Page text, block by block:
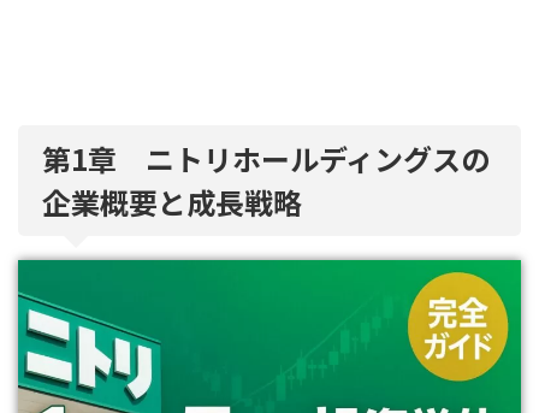
第1章 ニトリホールディングスの
企業概要と成長戦略